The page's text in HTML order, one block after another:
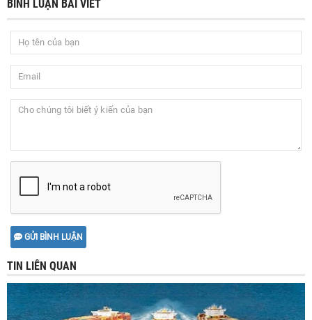
BÌNH LUẬN BÀI VIẾT
GỬI BÌNH LUẬN
TIN LIÊN QUAN